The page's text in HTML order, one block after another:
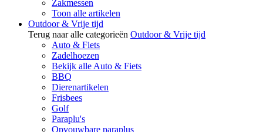
Zakmessen
Toon alle artikelen
Outdoor & Vrije tijd
Terug naar alle categorieën Outdoor & Vrije tijd
Auto & Fiets
Zadelhoezen
Bekijk alle Auto & Fiets
BBQ
Dierenartikelen
Frisbees
Golf
Paraplu's
Opvouwbare paraplus